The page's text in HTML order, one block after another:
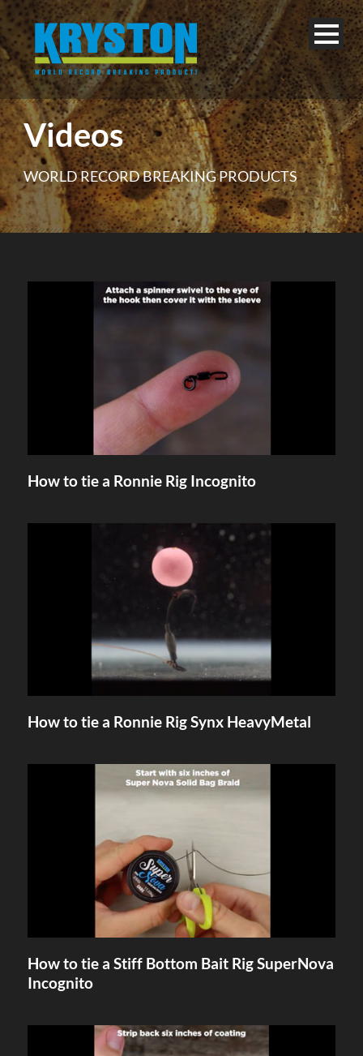
Videos
WORLD RECORD BREAKING PRODUCTS
How to tie a Ronnie Rig Incognito
How to tie a Ronnie Rig Synx HeavyMetal
How to tie a Stiff Bottom Bait Rig SuperNova
Incognito